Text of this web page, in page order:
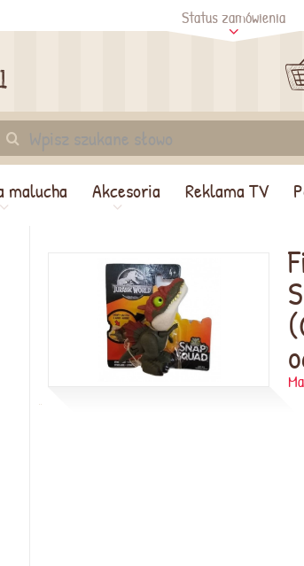
status Sprawdź
Status zamówienia
malucha Akcesoria Reklama TV